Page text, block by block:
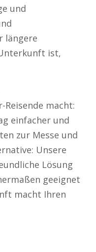
und
längere
ist,
macht:
einfacher und
zur Messe und
Unsere
Lösung
geeignet
macht Ihren